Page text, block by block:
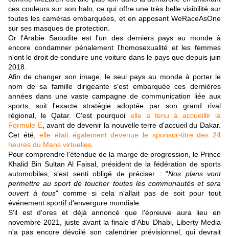
ces couleurs sur son halo, ce qui offre une très belle visibilité sur
toutes les caméras embarquées, et en apposant WeRaceAsOne
sur ses masques de protection.
Or l'Arabie Saoudite est l'un des derniers pays au monde à
encore condamner pénalement l'homosexualité et les femmes
n'ont le droit de conduire une voiture dans le pays que depuis juin
2018.
Afin de changer son image, le seul pays au monde à porter le
nom de sa famille dirigeante s'est embarquée ces dernières
années dans une vaste campagne de communication liée aux
sports, soit l'exacte stratégie adoptée par son grand rival
régional, le Qatar. C'est pourquoi elle a tenu à accueillir la
Formule E, avant de devenir la nouvelle terre d'accueil du Dakar.
Cet été,elle était également devenue le sponsor-titre des 24
heures du Mans virtuelles
Pour comprendre l'étendue de la marge de progression, le Prince
Khalid Bin Sultan Al Faisal, président de la fédération de sports
automobiles, s'est senti obligé de préciser : "Nos plans vont
permettre au sport de toucher toutes les communautés et sera
ouvert à tous" comme si cela n'allait pas de soit pour tout
événement sportif d'envergure mondiale.
S'il est d'ores et déjà annoncé que l'épreuve aura lieu en
novembre 2021, juste avant la finale d'Abu Dhabi, Liberty Media
n'a pas encore dévoilé son calendrier prévisionnel, qui devrait